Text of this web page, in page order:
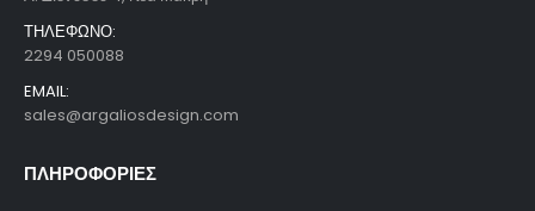
ΤΗΛΕΦΩΝΟ:
2294 050088
EMAIL:
sales@argaliosdesign.com
ΠΛΗΡΟΦΟΡΙΕΣ